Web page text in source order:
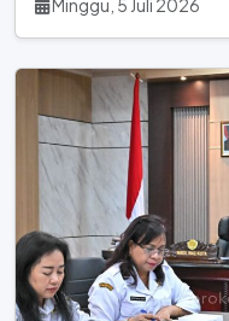
Minggu, 5 Juli 2026